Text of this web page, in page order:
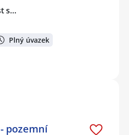
s…
Plný úvazek
pozemní